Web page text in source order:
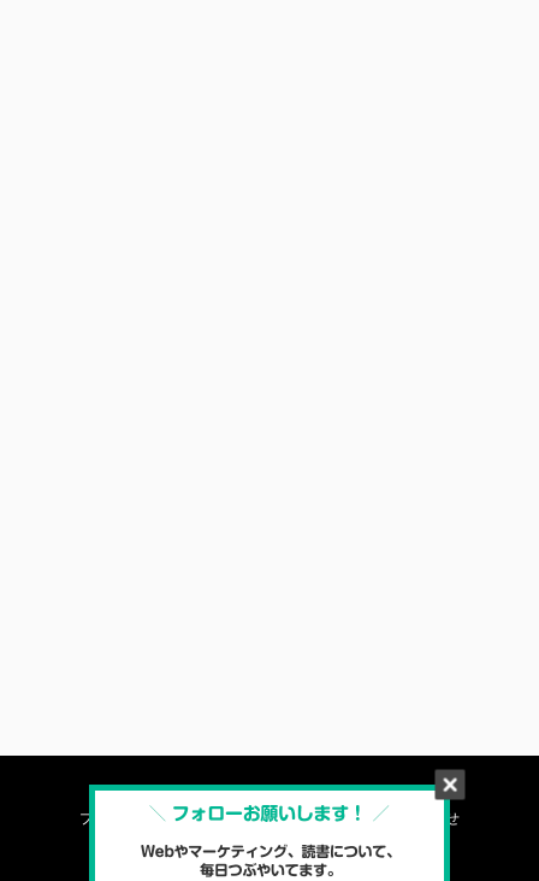
プロフィール プライバシーポリシー お問い合わせ